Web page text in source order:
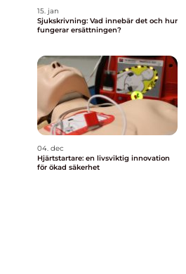
15. jan
Sjukskrivning: Vad innebär det och hur
fungerar ersättningen?
04. dec
Hjärtstartare: en livsviktig innovation
för ökad säkerhet